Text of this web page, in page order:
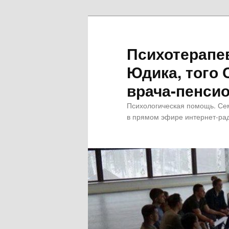
Юдика, того
врача-
Психологическая помощь.
в прямом эфире интернет-